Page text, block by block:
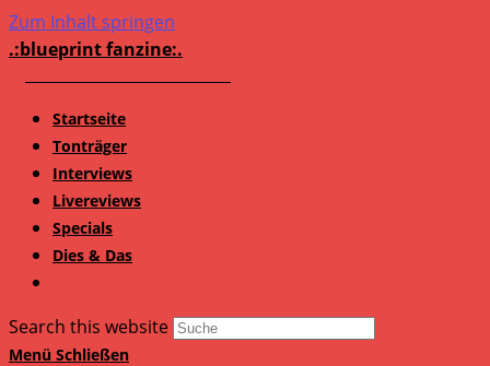
Zum Inhalt springen
.:blueprint fanzine:.
Startseite
Tonträger
Interviews
Livereviews
Specials
Dies & Das
Search this website
Menü Schließen